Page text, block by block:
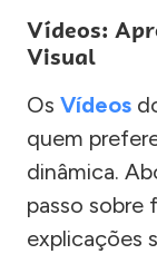
Vídeos:
Visual
Os Vídeos
quem
dinâmica.
passo sobre
explicações